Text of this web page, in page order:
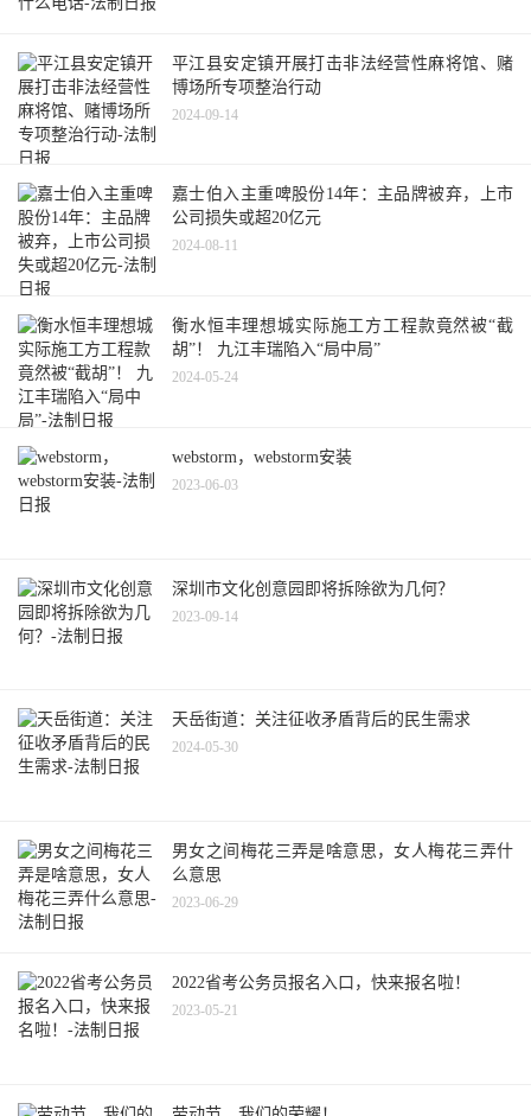
平江县安定镇开展打击非法经营性麻将馆、赌
博场所专项整治行动
2024-09-14
嘉士伯入主重啤股份14年：主品牌被弃，上市
公司损失或超20亿元
2024-08-11
衡水恒丰理想城实际施工方工程款竟然被“截
胡”！ 九江丰瑞陷入“局中局”
2024-05-24
webstorm，webstorm安装
2023-06-03
深圳市文化创意园即将拆除欲为几何？
2023-09-14
天岳街道：关注征收矛盾背后的民生需求
2024-05-30
男女之间梅花三弄是啥意思，女人梅花三弄什
么意思
2023-06-29
2022省考公务员报名入口，快来报名啦！
2023-05-21